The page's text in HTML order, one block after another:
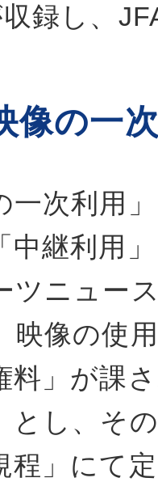
録し、
の一
一次利用
中継利用
ツニュー
映像の使
料」が課
とし、そ
程」にて